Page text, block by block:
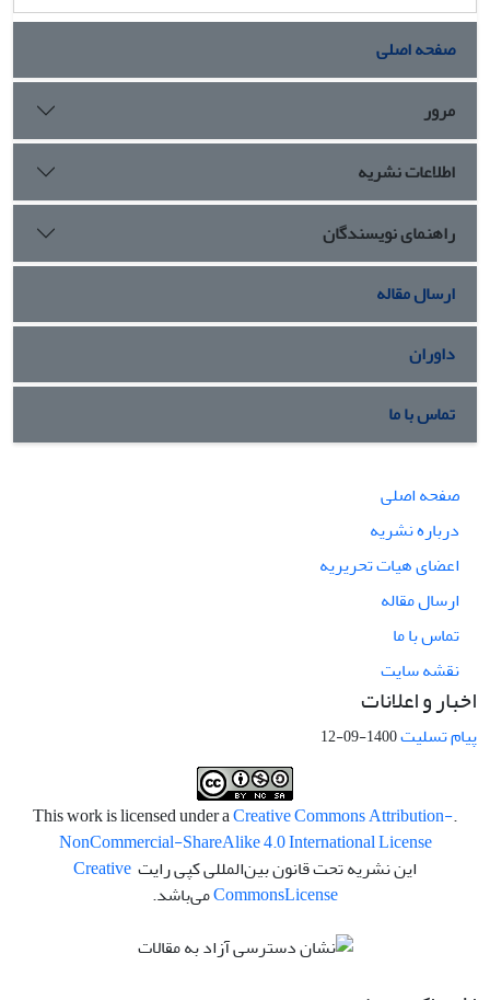
صفحه اصلی
مرور
اطلاعات نشریه
راهنمای نویسندگان
ارسال مقاله
داوران
تماس با ما
صفحه اصلی
درباره نشریه
اعضای هیات تحریریه
ارسال مقاله
تماس با ما
نقشه سایت
اخبار و اعلانات
پیام تسلیت1400-09-12
.This work is licensed under a
Creative Commons Attribution-
NonCommercial-ShareAlike 4.0 International License
این نشریه تحت قانون بین‌المللی کپی رایت Creative
CommonsLicense می‌باشد.